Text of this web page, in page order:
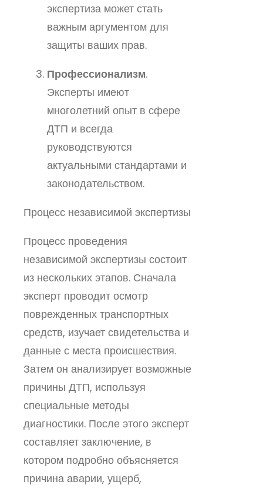
экспертиза может стать
важным аргументом для
защиты ваших прав.
Профессионализм.
Эксперты имеют
многолетний опыт в сфере
ДТП и всегда
руководствуются
актуальными стандартами и
законодательством.
Процесс независимой экспертизы
Процесс проведения
независимой экспертизы состоит
из нескольких этапов. Сначала
эксперт проводит осмотр
поврежденных транспортных
средств, изучает свидетельства и
данные с места происшествия.
Затем он анализирует возможные
причины ДТП, используя
специальные методы
диагностики. После этого эксперт
составляет заключение, в
котором подробно объясняется
причина аварии, ущерб,